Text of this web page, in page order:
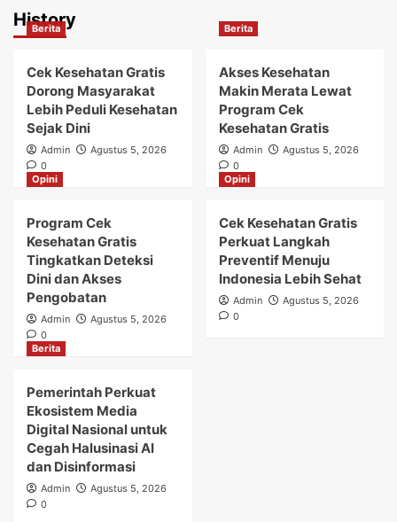
History
Berita
Cek Kesehatan Gratis
Dorong Masyarakat
Lebih Peduli Kesehatan
Sejak Dini
Admin
Agustus 5, 2026
0
Berita
Akses Kesehatan
Makin Merata Lewat
Program Cek
Kesehatan Gratis
Admin
Agustus 5, 2026
0
Opini
Program Cek
Kesehatan Gratis
Tingkatkan Deteksi
Dini dan Akses
Pengobatan
Admin
Agustus 5, 2026
0
Opini
Cek Kesehatan Gratis
Perkuat Langkah
Preventif Menuju
Indonesia Lebih Sehat
Admin
Agustus 5, 2026
0
Berita
Pemerintah Perkuat
Ekosistem Media
Digital Nasional untuk
Cegah Halusinasi AI
dan Disinformasi
Admin
Agustus 5, 2026
0